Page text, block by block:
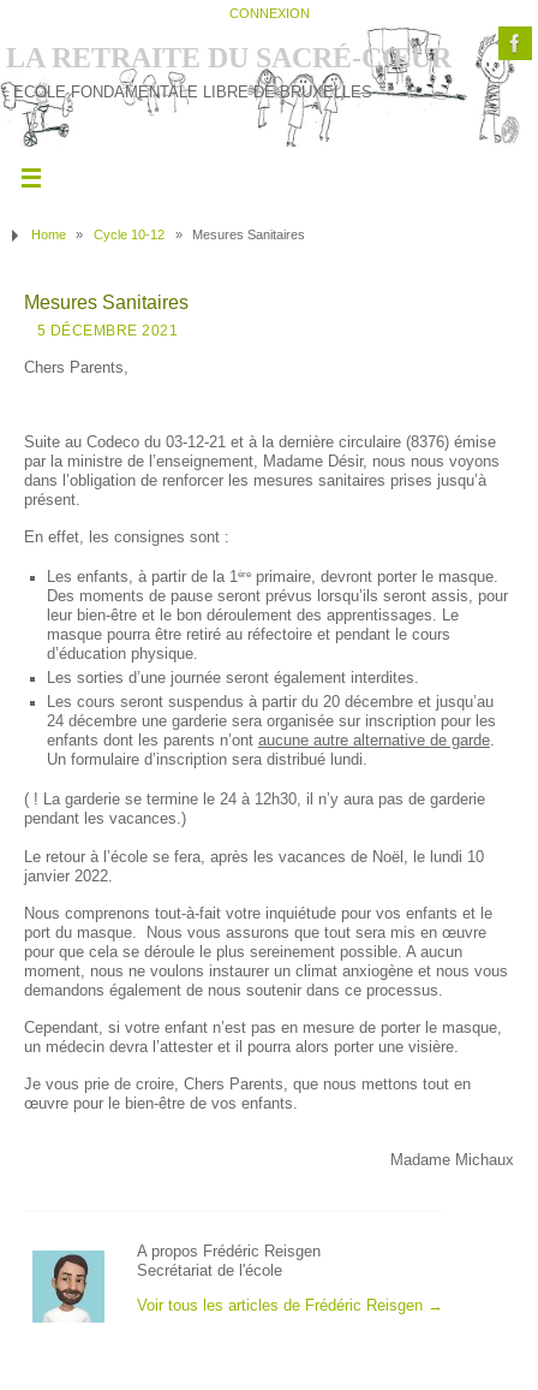
CONNEXION
LA RETRAITE DU SACRÉ-CŒUR
ECOLE FONDAMENTALE LIBRE DE BRUXELLES
Home » Cycle 10-12 » Mesures Sanitaires
Mesures Sanitaires
5 DÉCEMBRE 2021
Chers Parents,
Suite au Codeco du 03-12-21 et à la dernière circulaire (8376) émise
par la ministre de l’enseignement, Madame Désir, nous nous voyons
dans l’obligation de renforcer les mesures sanitaires prises jusqu’à
présent.
En effet, les consignes sont :
Les enfants, à partir de la 1èreprimaire, devront porter le masque.
Des moments de pause seront prévus lorsqu’ils seront assis, pour
leur bien-être et le bon déroulement des apprentissages. Le
masque pourra être retiré au réfectoire et pendant le cours
d’éducation physique.
Les sorties d’une journée seront également interdites.
Les cours seront suspendus à partir du 20 décembre et jusqu’au
24 décembre une garderie sera organisée sur inscription pour les
enfants dont les parents n’ont aucune autre alternative de garde.
Un formulaire d’inscription sera distribué lundi.
( ! La garderie se termine le 24 à 12h30, il n’y aura pas de garderie
pendant les vacances.)
Le retour à l’école se fera, après les vacances de Noël, le lundi 10
janvier 2022.
Nous comprenons tout-à-fait votre inquiétude pour vos enfants et le
port du masque. Nous vous assurons que tout sera mis en œuvre
pour que cela se déroule le plus sereinement possible. A aucun
moment, nous ne voulons instaurer un climat anxiogène et nous vous
demandons également de nous soutenir dans ce processus.
Cependant, si votre enfant n’est pas en mesure de porter le masque,
un médecin devra l’attester et il pourra alors porter une visière.
Je vous prie de croire, Chers Parents, que nous mettons tout en
œuvre pour le bien-être de vos enfants.
Madame Michaux
A propos Frédéric Reisgen
Secrétariat de l'école
Voir tous les articles de Frédéric Reisgen →